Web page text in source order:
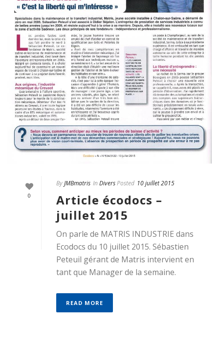
0
ByJMBmatris In DiversPosted 10 juillet 2015
Article écodocs –
juillet 2015
On parle de MATRIS INDUSTRIE dans
Ecodocs du 10 juillet 2015. Sébastien
Peteuil gérant de Matris intervient en
tant que Manager de la semaine.
READ MORE